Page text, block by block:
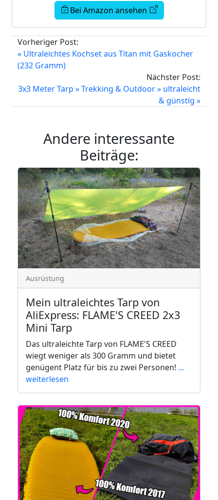
Bei Amazon ansehen
Vorheriger Post:
« Ultraleichtes Kochset aus Titan mit Gaskocher
(232 Gramm)
Nächster Post:
3x3 Meter Tarp » Trekking & Outdoor » ultraleicht
& günstig »
Andere interessante
Beiträge:
Ausrüstung
Mein ultraleichtes Tarp von
AliExpress: FLAME'S CREED 2x3
Mini Tarp
Das ultraleichte Tarp von FLAME'S CREED
wiegt weniger als 300 Gramm und bietet
genügent Platz für bis zu zwei Personen! ...
weiterlesen